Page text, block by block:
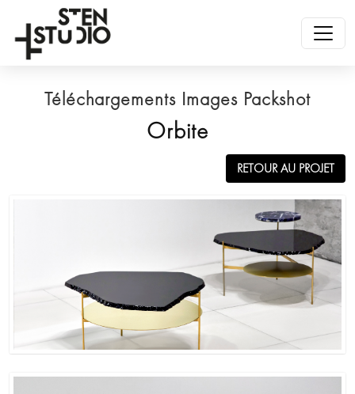
Téléchargements Images Packshot
Orbite
RETOUR AU PROJET